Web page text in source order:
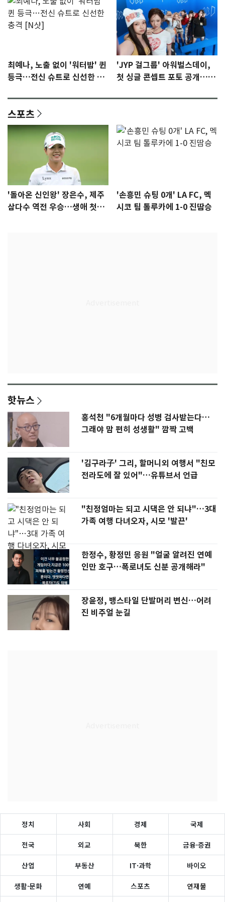
최예나, 노출 없이 '워터밤' 퀸
등극…전신 슈트로 신선한 충
'JYP 걸그룹' 아워벌스데이,
첫 싱글 콘셉트 포토 공개…청
스포츠
'돌아온 신인왕' 장은수, 제주
삼다수 역전 우승…생애 첫승
'손흥민 슈팅 0개' LA FC, 멕
시코 팀 톨루카에 1-0 진땀승
핫뉴스
홍석천 "6개월마다 성병 검사받는다…
그래야 맘 편히 성생활" 깜짝 고백
'김구라子' 그리, 할머니외 여행서 "친모
전라도에 잘 있어"…유튜브서 언급
"친정엄마는 되고 시댁은 안 되냐"…3대
가족 여행 다녀오자, 시모 '발끈'
한정수, 황정민 응원 "얼굴 알려진 연예
인만 호구…폭로녀도 신분 공개해라"
장윤정, 뱅스타일 단발머리 변신…어려
진 비주얼 눈길
정치 사회 경제 국제
전국 외교 북한 금융·증권
산업 부동산 IT·과학 바이오
생활·문화 연예 스포츠 연재물